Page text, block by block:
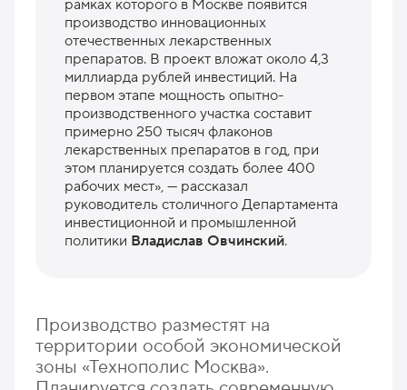
рамках которого в Москве появится
производство инновационных
отечественных лекарственных
препаратов. В проект вложат около 4,3
миллиарда рублей инвестиций. На
первом этапе мощность опытно-
производственного участка составит
примерно 250 тысяч флаконов
лекарственных препаратов в год, при
этом планируется создать более 400
рабочих мест», — рассказал
руководитель столичного Департамента
инвестиционной и промышленной
политики Владислав Овчинский.
Производство разместят на
территории особой экономической
зоны «Технополис Москва».